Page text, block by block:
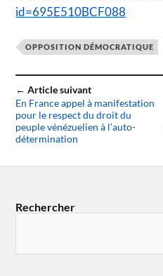
id=695E510BCF088
OPPOSITION DÉMOCRATIQUE
← Article suivant
En France appel à manifestation
pour le respect du droit du
peuple vénézuelien à l’auto-
détermination
Rechercher